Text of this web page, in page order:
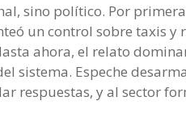
sino político. Por
un control sobre taxis y
ahora, el relato
sistema. Espeche
respuestas, y al sector